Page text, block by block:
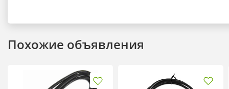
Похожие объявления